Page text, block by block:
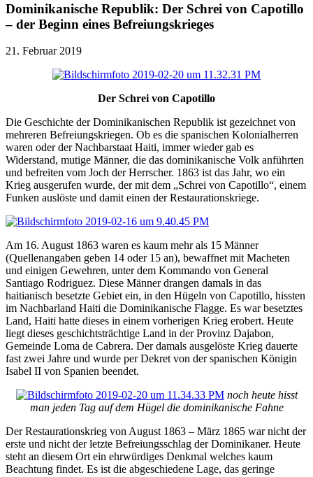
Dominikanische Republik: Der Schrei von Capotillo
– der Beginn eines Befreiungskrieges
21. Februar 2019
Der Schrei von Capotillo
Die Geschichte der Dominikanischen Republik ist gezeichnet von
mehreren Befreiungskriegen. Ob es die spanischen Kolonialherren
waren oder der Nachbarstaat Haiti, immer wieder gab es
Widerstand, mutige Männer, die das dominikanische Volk anführten
und befreiten vom Joch der Herrscher. 1863 ist das Jahr, wo ein
Krieg ausgerufen wurde, der mit dem „Schrei von Capotillo“, einem
Funken auslöste und damit einen der Restaurationskriege.
Am 16. August 1863 waren es kaum mehr als 15 Männer
(Quellenangaben geben 14 oder 15 an), bewaffnet mit Macheten
und einigen Gewehren, unter dem Kommando von General
Santiago Rodriguez. Diese Männer drangen damals in das
haitianisch besetzte Gebiet ein, in den Hügeln von Capotillo, hissten
im Nachbarland Haiti die Dominikanische Flagge. Es war besetztes
Land, Haiti hatte dieses in einem vorherigen Krieg erobert. Heute
liegt dieses geschichtsträchtige Land in der Provinz Dajabon,
Gemeinde Loma de Cabrera. Der damals ausgelöste Krieg dauerte
fast zwei Jahre und wurde per Dekret von der spanischen Königin
Isabel II von Spanien beendet.
noch heute hisst
man jeden Tag auf dem Hügel die dominikanische Fahne
Der Restaurationskrieg von August 1863 – März 1865 war nicht der
erste und nicht der letzte Befreiungsschlag der Dominikaner. Heute
steht an diesem Ort ein ehrwürdiges Denkmal welches kaum
Beachtung findet. Es ist die abgeschiedene Lage, das geringe